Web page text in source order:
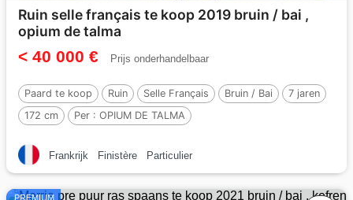
Ruin selle français te koop 2019 bruin / bai ,
opium de talma
< 40 000 € Prijs onderhandelbaar
Paard te koop Ruin Selle Français Bruin / Bai
7 jaren
172 cm
Per : OPIUM DE TALMA
Frankrijk Finistère Particulier
PREMIUM